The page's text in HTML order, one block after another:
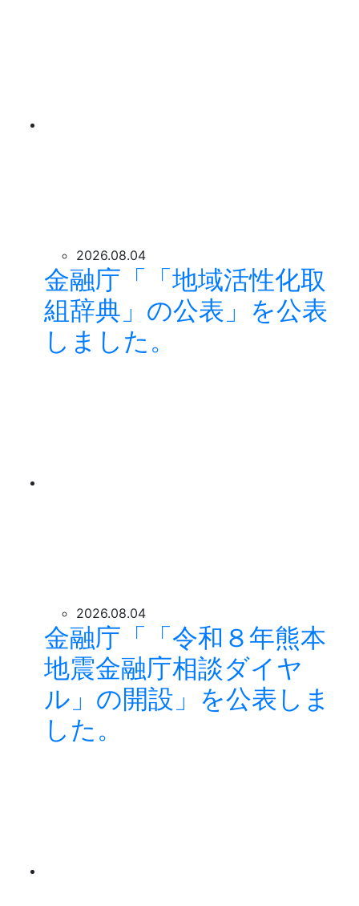
2026.08.04
金融庁「「地域活性化取
組辞典」の公表」を公表
しました。
2026.08.04
金融庁「「令和８年熊本
地震金融庁相談ダイヤ
ル」の開設」を公表しま
した。